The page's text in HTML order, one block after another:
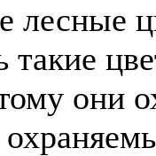
лесные
такие
они